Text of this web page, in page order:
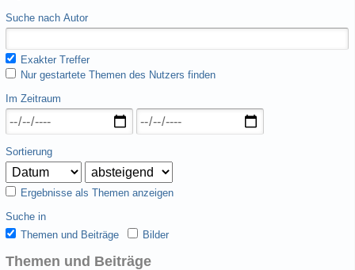
Suche nach Autor
Exakter Treffer
Nur gestartete Themen des Nutzers finden
Im Zeitraum
Sortierung
Ergebnisse als Themen anzeigen
Suche in
Themen und Beiträge
Bilder
Themen und Beiträge